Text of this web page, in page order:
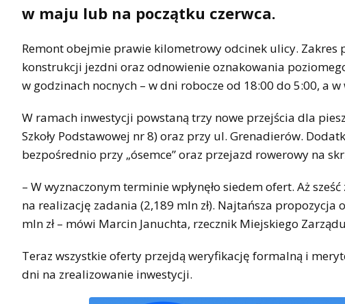
w maju lub na początku czerwca.
Remont obejmie prawie kilometrowy odcinek ulicy.
konstrukcji jezdni oraz odnowienie oznakowania
w godzinach nocnych – w dni robocze od 18:00 do 5:00, a w
W ramach inwestycji powstaną trzy nowe przejścia dla
Szkoły Podstawowej nr 8) oraz przy ul. Grenadierów.
bezpośrednio przy „ósemce” oraz przejazd rowerowy na
– W wyznaczonym terminie wpłynęło siedem ofert. Aż
na realizację zadania (2,189 mln zł). Najtańsza
mln zł – mówi Marcin Januchta, rzecznik Miejskiego
Teraz wszystkie oferty przejdą weryfikację formalną i
dni na zrealizowanie inwestycji.